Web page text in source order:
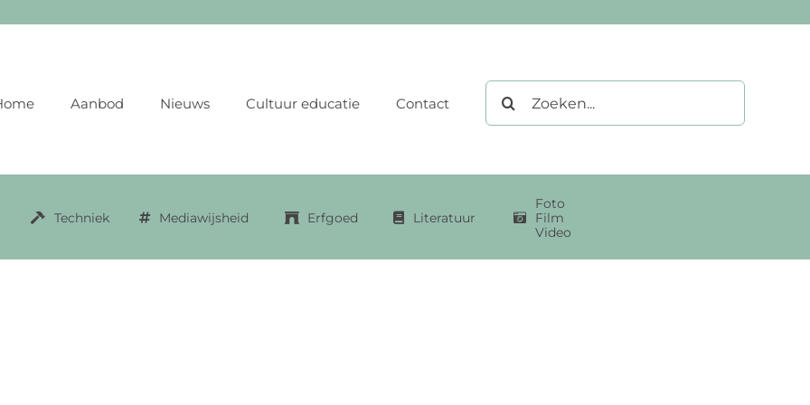
Aanbod Nieuws Cultuur educatie Contact
naar:
Techniek Mediawijsheid Erfgoed Literatuur
Foto
Film
Video